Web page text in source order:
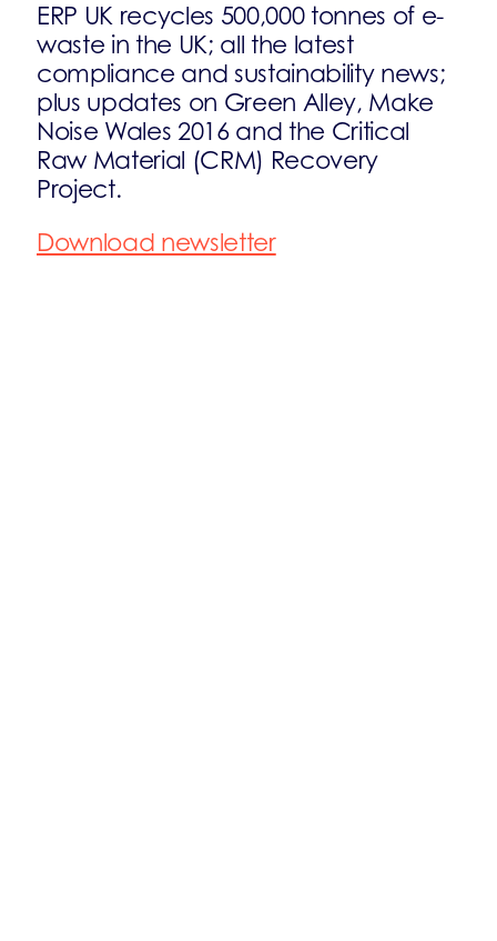
ERP UK recycles 500,000 tonnes of e-
waste in the UK; all the latest
compliance and sustainability news;
plus updates on Green Alley, Make
Noise Wales 2016 and the Critical
Raw Material (CRM) Recovery
Project.
Download newsletter